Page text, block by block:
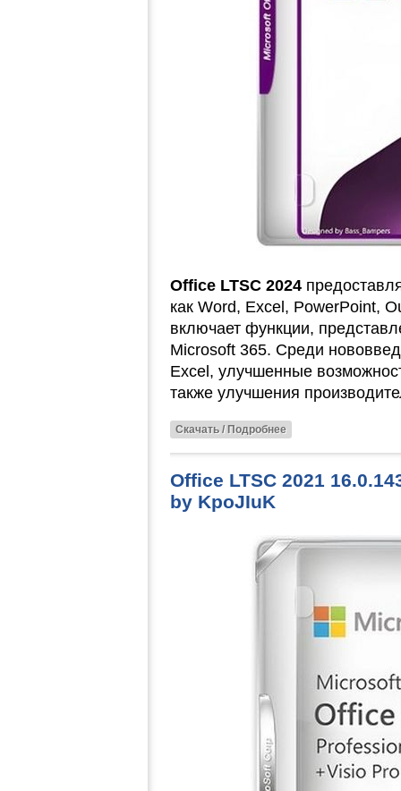
Office LTSC 2024
как Word, Excel, PowerPoint,
включает функции,
Microsoft 365. Среди
Excel, улучшенные
также улучшения
Скачать / Подробнее
Office LTSC 2021
by KpoJIuK